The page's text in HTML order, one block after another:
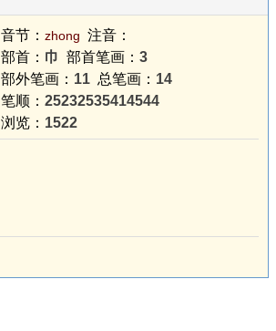
音节： zhong 注音：
部首： 巾 部首笔画： 3
部外笔画： 11 总笔画： 14
笔顺： 25232535414544
浏览： 1522